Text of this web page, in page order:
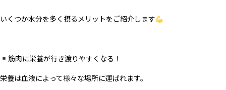
いくつか水分を多く摂るメリットをご紹介します
筋肉に栄養が行き渡りやすくなる！
栄養は血液によって様々な場所に運ばれます。